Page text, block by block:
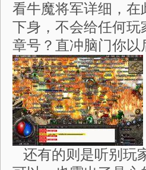
看牛魔将军详细，
下身，不会给任何
章号？直冲脑门你
还有的则是听别玩